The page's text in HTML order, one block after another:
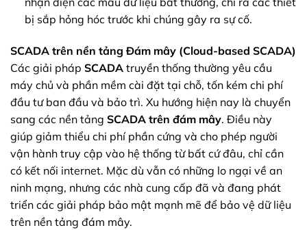
bị sắp hỏng hóc trước khi chúng gây ra sự cố.
SCADA trên nền tảng Đám mây (Cloud-based SCADA)
Các giải pháp SCADA truyền thống thường yêu cầu
máy chủ và phần mềm cài đặt tại chỗ, tốn kém chi phí
đầu tư ban đầu và bảo trì. Xu hướng hiện nay là chuyển
sang các nền tảng SCADA trên đám mây. Điều này
giúp giảm thiểu chi phí phần cứng và cho phép người
vận hành truy cập vào hệ thống từ bất cứ đâu, chỉ cần
có kết nối internet. Mặc dù vẫn có những lo ngại về an
ninh mạng, nhưng các nhà cung cấp đã và đang phát
triển các giải pháp bảo mật mạnh mẽ để bảo vệ dữ liệu
trên nền tảng đám mây.